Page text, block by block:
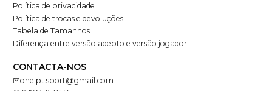
Política de privacidade
Política de trocas e devoluções
Tabela de Tamanhos
Diferença entre versão adepto e versão jogador
CONTACTA-NOS
one.pt.sport@gmail.com